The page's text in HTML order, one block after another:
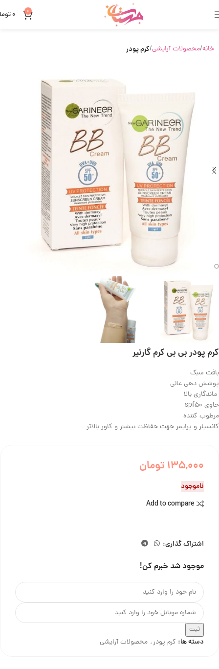
0
0
خانه محصولات آرایشی کرم پودر
کرم پودر بی بی کرم گارنیر
بافت سبک
پوشش دهی عالی
ماندگاری بالا
حاوی spf50
مرطوب کننده
کانسیلر و پرایمر جهت حفاظت بیشتر و کاور بالاتر
135,000 تومان
ناموجود
Add to compare
اشتراک گذاری:
موجود شد خبرم کن!
ثبت
دسته ها: کرم پودر, محصولات آرایشی